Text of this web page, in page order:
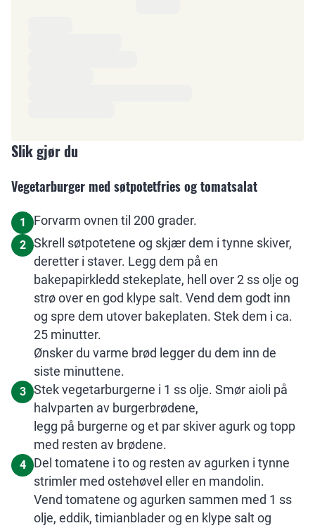
Slik gjør du
Vegetarburger med søtpotetfries og tomatsalat
1 Forvarm ovnen til 200 grader.
2
Skrell søtpotetene og skjær dem i tynne skiver,
deretter i staver. Legg dem på en
bakepapirkledd stekeplate, hell over 2 ss olje og
strø over en god klype salt. Vend dem godt inn
og spre dem utover bakeplaten. Stek dem i ca.
25 minutter.
Ønsker du varme brød legger du dem inn de
siste minuttene.
3
Stek vegetarburgerne i 1 ss olje. Smør aioli på
halvparten av burgerbrødene,
legg på burgerne og et par skiver agurk og topp
med resten av brødene.
4
Del tomatene i to og resten av agurken i tynne
strimler med ostehøvel eller en mandolin.
Vend tomatene og agurken sammen med 1 ss
olje, eddik, timianblader og en klype salt og